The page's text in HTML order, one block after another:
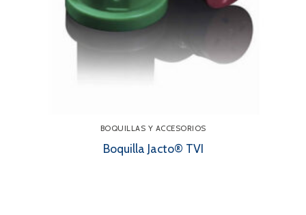
BOQUILLAS Y ACCESORIOS
Boquilla Jacto® TVI